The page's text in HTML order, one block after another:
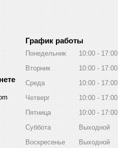
График работы
Понедельник 10:00
17:00
Вторник
10:00
17:00
Среда
10:00
17:00
Четверг
10:00
17:00
Пятница
10:00
17:00
Суббота
Выходной
Воскресенье
Выходной